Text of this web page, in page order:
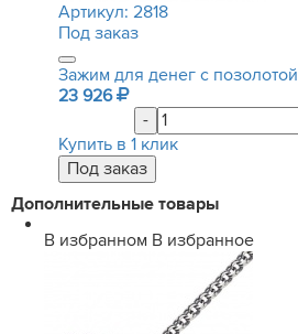
Артикул: 2818
Под заказ
Зажим для денег с позолотой
23 926
-
Купить в 1 клик
Дополнительные товары
В избранном В избранное